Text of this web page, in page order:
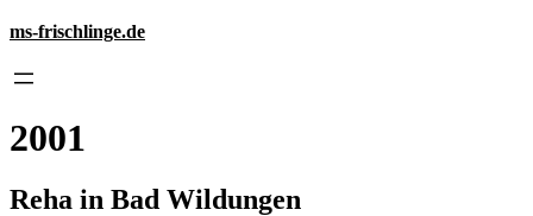
Zum
springen
ms-frischlinge.de
2001
Reha in Bad Wildungen